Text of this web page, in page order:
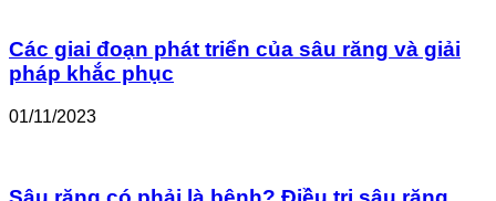
Các giai đoạn phát triển của sâu răng và giải
pháp khắc phục
01/11/2023